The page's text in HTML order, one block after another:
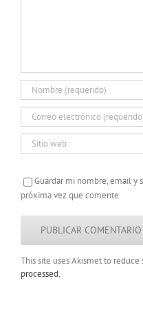
Guardar mi nombre, email y
próxima vez que comente.
This site uses Akismet to reduce
processed.